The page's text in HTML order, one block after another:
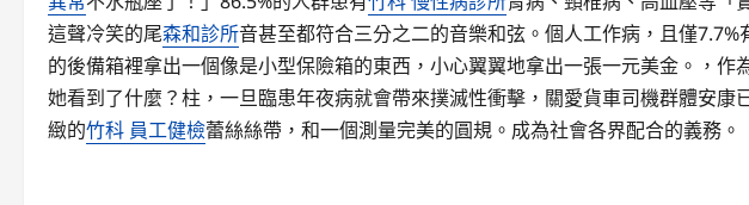
這聲冷笑的尾森和診所音甚至都符合三分之二的音樂和弦。個人工作病，且僅7.7%
的後備箱裡拿出一個像是小型保險箱的東西，小心翼翼地拿出一張一元美金。，作
她看到了什麼？柱，一旦臨患年夜病就會帶來撲滅性衝擊，關愛貨車司機群體安康
緻的竹科 員工健檢蕾絲絲帶，和一個測量完美的圓規。成為社會各界配合的義務。